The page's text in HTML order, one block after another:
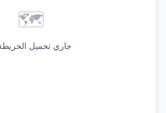
🗺️
جاري تحميل